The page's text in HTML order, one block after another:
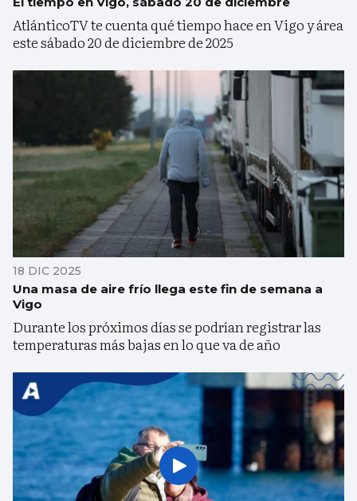
AtlánticoTV te cuenta qué tiempo hace en Vigo y área
este sábado 20 de diciembre de 2025
18 DIC 2025
Una masa de aire frío llega este fin de semana a
Vigo
Durante los próximos días se podrían registrar las
temperaturas más bajas en lo que va de año